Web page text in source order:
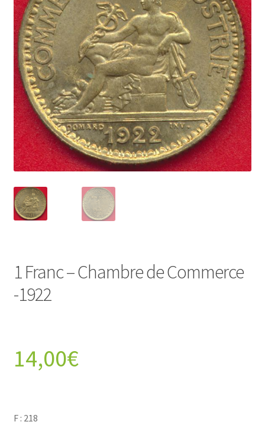
1 Franc – Chambre de Commerce
-1922
14,00€
F : 218